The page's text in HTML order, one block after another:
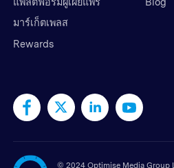
มาร์เก็ตเพลส
Rewards
© 2024 Optimise Media Group